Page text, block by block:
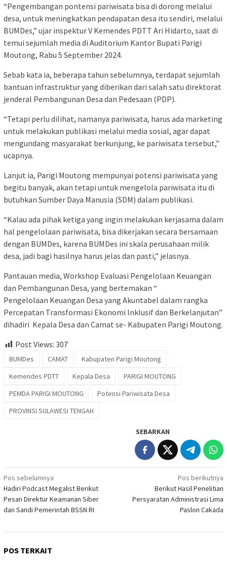
“Pengembangan pontensi pariwisata bisa di dorong melalui
desa, untuk meningkatkan pendapatan desa itu sendiri, melalui
BUMDes,” ujar inspektur V Kemendes PDTT Ari Hidarto, saat di
temui sejumlah media di Auditorium Kantor Bupati Parigi
Moutong, Rabu 5 September 2024.
Sebab kata ia, beberapa tahun sebelumnya, terdapat sejumlah
bantuan infrastruktur yang diberikan dari salah satu direktorat
jenderal Pembangunan Desa dan Pedesaan (PDP).
“Tetapi perlu dilihat, namanya pariwisata, harus ada marketing
untuk melakukan publikasi melalui media sosial, agar dapat
mengundang masyarakat berkunjung, ke pariwisata tersebut,”
ucapnya.
Lanjut ia, Parigi Moutong mempunyai potensi pariwisata yang
begitu banyak, akan tetapi untuk mengelola pariwisata itu di
butuhkan Sumber Daya Manusia (SDM) dalam publikasi.
“Kalau ada pihak ketiga yang ingin melakukan kerjasama dalam
hal pengelolaan pariwisata, bisa dikerjakan secara bersamaan
dengan BUMDes, karena BUMDes ini skala perusahaan milik
desa, jadi bagi hasilnya harus jelas dan pasti,” jelasnya.
Pantauan media, Workshop Evaluasi Pengelolaan Keuangan
dan Pembangunan Desa, yang bertemakan “
Pengelolaan Keuangan Desa yang Akuntabel dalam rangka
Percepatan Transformasi Ekonomi Inklusif dan Berkelanjutan”
dihadiri Kepala Desa dan Camat se- Kabupaten Parigi Moutong.
Post Views: 307
BUMDes CAMAT
Kabupaten Parigi Moutong
Kemendes PDTT
Kepala Desa
PARIGI MOUTONG
PEMDA PARIGI MOUTONG
Potensi Pariwisata Desa
PROVINSI SULAWESI TENGAH
SEBARKAN
Navigasi
pos
Pos sebelumnya
Hadiri Podcast Megalist Berikut
Pesan Direktur Keamanan Siber
dan Sandi Pemerintah BSSN RI
Pos berikutnya
Berikut Hasil Penelitian
Persyaratan Administrasi Lima
Paslon Cakada
POS TERKAIT